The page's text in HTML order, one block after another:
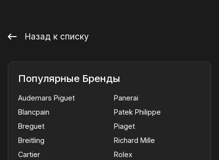
Назад к списку
Популярные Бренды
Audemars Piguet
Blancpain
Breguet
Breitling
Cartier
Panerai
Patek Philippe
Piaget
Richard Mille
Rolex